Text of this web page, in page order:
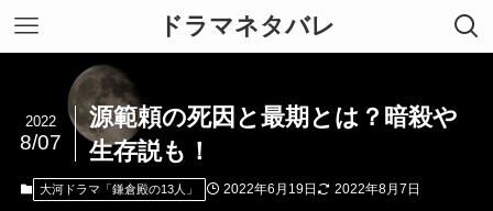
ドラマネタバレ
源範頼の死因と最期とは？暗殺や
生存説も！
2022
8/07
大河ドラマ「鎌倉殿の13人」 2022年6月19日 2022年8月7日